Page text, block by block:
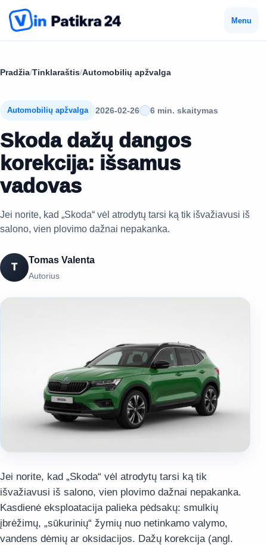
Menu
Pradžia/Tinklaraštis/Automobilių apžvalga
Automobilių apžvalga 2026-02-26 6 min. skaitymas
Skoda dažų dangos
korekcija: išsamus
vadovas
Jei norite, kad „Skoda“ vėl atrodytų tarsi ką tik išvažiavusi iš
salono, vien plovimo dažnai nepakanka.
T
Tomas Valenta
Autorius
Jei norite, kad „Skoda“ vėl atrodytų tarsi ką tik
išvažiavusi iš salono, vien plovimo dažnai nepakanka.
Kasdienė eksploatacija palieka pėdsakų: smulkių
įbrėžimų, „sūkurinių“ žymių nuo netinkamo valymo,
vandens dėmių ar oksidacijos. Dažų korekcija (angl.